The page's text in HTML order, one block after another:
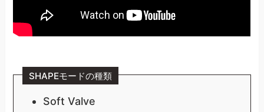
SHAPEモードの種類
Soft Valve